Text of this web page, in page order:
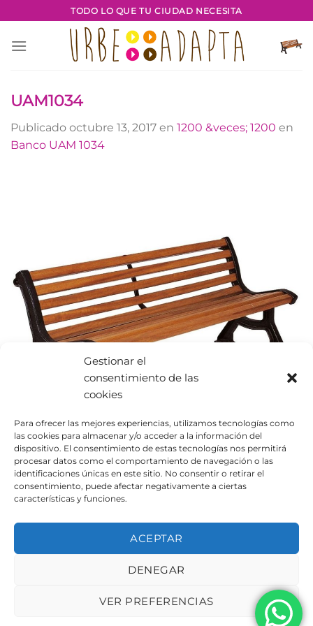
Gestionar el
consentimiento de las
cookies
Para ofrecer las mejores experiencias, utilizamos tecnologías como
las cookies para almacenar y/o acceder a la información del
dispositivo. El consentimiento de estas tecnologías nos permitirá
procesar datos como el comportamiento de navegación o las
identificaciones únicas en este sitio. No consentir o retirar el
consentimiento, puede afectar negativamente a ciertas
características y funciones.
ACEPTAR
DENEGAR
VER PREFERENCIAS
al
contenido
TODO LO QUE TU CIUDAD NECESITA
UAM1034
Publicado octubre 13, 2017 en 1200 &veces; 1200 en
Banco UAM 1034
Comentarios y Trackbacks están ahora cerrados.
Urbeadapta, S.L. - Polígon el Pla, 29B